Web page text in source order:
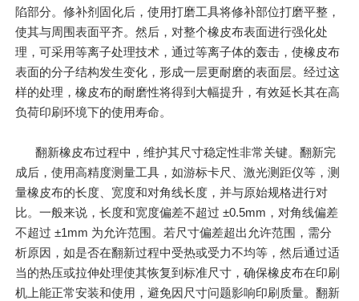
陷部分。修补剂固化后，使用打磨工具将修补部位打磨平整，
使其与周围表面平齐。然后，对整个橡皮布表面进行强化处
理，可采用等离子处理技术，通过等离子体的轰击，使橡皮布
表面的分子结构发生变化，形成一层更耐磨的表面层。经过这
样的处理，橡皮布的耐磨性将得到大幅提升，有效延长其在高
负荷印刷环境下的使用寿命。
翻新橡皮布过程中，维护其尺寸稳定性非常关键。翻新完
成后，使用高精度测量工具，如游标卡尺、激光测距仪等，测
量橡皮布的长度、宽度和对角线长度，并与原始规格进行对
比。一般来说，长度和宽度偏差不超过 ±0.5mm，对角线偏差
不超过 ±1mm 为允许范围。若尺寸偏差超出允许范围，需分
析原因，如是否在翻新过程中受热或受力不均等，然后通过适
当的热压或拉伸处理使其恢复到标准尺寸，确保橡皮布在印刷
机上能正常安装和使用，避免因尺寸问题影响印刷质量。翻新